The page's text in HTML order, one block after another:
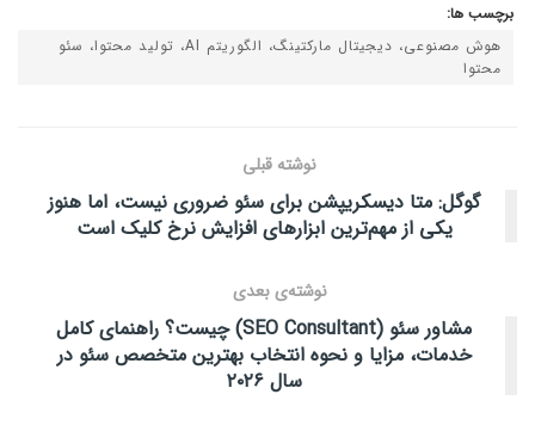
برچسب ها:
هوش مصنوعی، دیجیتال مارکتینگ، الگوریتم AI، تولید محتوا، سئو
محتوا
نوشته قبلی
گوگل: متا دیسکریپشن برای سئو ضروری نیست، اما هنوز
یکی از مهم‌ترین ابزارهای افزایش نرخ کلیک است
نوشته‌ی بعدی
مشاور سئو (SEO Consultant) چیست؟ راهنمای کامل
خدمات، مزایا و نحوه انتخاب بهترین متخصص سئو در
سال ۲۰۲۶